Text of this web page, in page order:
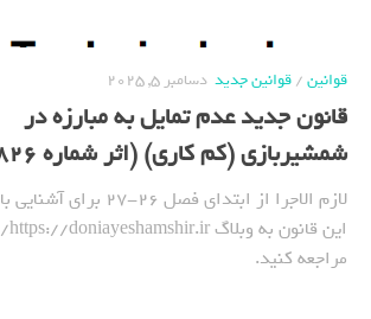
قوانین/قوانین جدید دسامبر 5, 2025
قانون جدید عدم تمایل به مبارزه در
شمشیربازی (کم کاری) (اثر شماره 826)
لازم الاجرا از ابتدای فصل 26-27 برای آشنایی با
این قانون به وبلاگ https://doniayeshamshir.ir/
مراجعه کنید.